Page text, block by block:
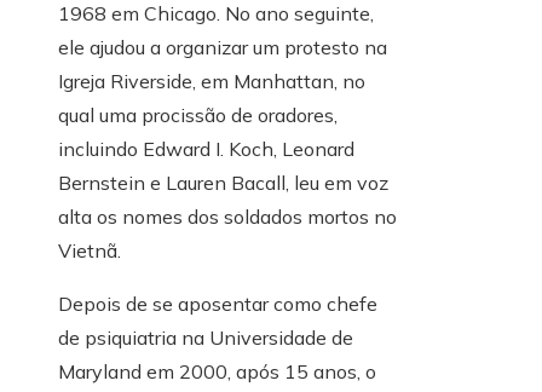
1968 em Chicago. No ano seguinte,
ele ajudou a organizar um protesto na
Igreja Riverside, em Manhattan, no
qual uma procissão de oradores,
incluindo Edward I. Koch, Leonard
Bernstein e Lauren Bacall, leu em voz
alta os nomes dos soldados mortos no
Vietnã.
Depois de se aposentar como chefe
de psiquiatria na Universidade de
Maryland em 2000, após 15 anos, o